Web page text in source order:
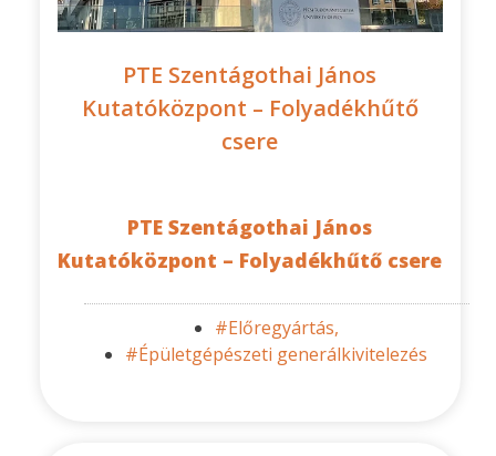
PTE Szentágothai János
Kutatóközpont – Folyadékhűtő
csere
PTE Szentágothai János
Kutatóközpont – Folyadékhűtő csere
#Előregyártás,
#Épületgépészeti generálkivitelezés